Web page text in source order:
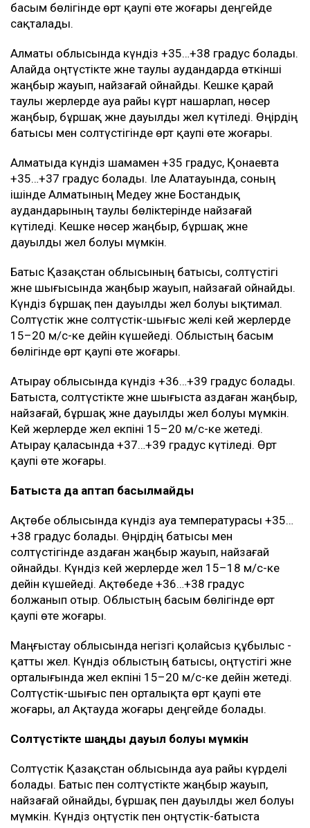
басым бөлігінде өрт қаупі өте жоғары деңгейде
сақталады.
Алматы облысында күндіз +35…+38 градус болады.
Алайда оңтүстікте және таулы аудандарда өткінші
жаңбыр жауып, найзағай ойнайды. Кешке қарай
таулы жерлерде ауа райы күрт нашарлап, нөсер
жаңбыр, бұршақ және дауылды жел күтіледі. Өңірдің
батысы мен солтүстігінде өрт қаупі өте жоғары.
Алматыда күндіз шамамен +35 градус, Қонаевта
+35…+37 градус болады. Іле Алатауында, соның
ішінде Алматының Медеу және Бостандық
аудандарының таулы бөліктерінде найзағай
күтіледі. Кешке нөсер жаңбыр, бұршақ және
дауылды жел болуы мүмкін.
Батыс Қазақстан облысының батысы, солтүстігі
және шығысында жаңбыр жауып, найзағай ойнайды.
Күндіз бұршақ пен дауылды жел болуы ықтимал.
Солтүстік және солтүстік-шығыс желі кей жерлерде
15–20 м/с-ке дейін күшейеді. Облыстың басым
бөлігінде өрт қаупі өте жоғары.
Атырау облысында күндіз +36…+39 градус болады.
Батыста, солтүстікте және шығыста аздаған жаңбыр,
найзағай, бұршақ және дауылды жел болуы мүмкін.
Кей жерлерде жел екпіні 15–20 м/с-ке жетеді.
Атырау қаласында +37…+39 градус күтіледі. Өрт
қаупі өте жоғары.
Батыста да аптап басылмайды
Ақтөбе облысында күндіз ауа температурасы +35…
+38 градус болады. Өңірдің батысы мен
солтүстігінде аздаған жаңбыр жауып, найзағай
ойнайды. Күндіз кей жерлерде жел 15–18 м/с-ке
дейін күшейеді. Ақтөбеде +36…+38 градус
болжанып отыр. Облыстың басым бөлігінде өрт
қаупі өте жоғары.
Маңғыстау облысында негізгі қолайсыз құбылыс -
қатты жел. Күндіз облыстың батысы, оңтүстігі және
орталығында жел екпіні 15–20 м/с-ке дейін жетеді.
Солтүстік-шығыс пен орталықта өрт қаупі өте
жоғары, ал Ақтауда жоғары деңгейде болады.
Солтүстікте шаңды дауыл болуы мүмкін
Солтүстік Қазақстан облысында ауа райы күрделі
болады. Батыс пен солтүстікте жаңбыр жауып,
найзағай ойнайды, бұршақ пен дауылды жел болуы
мүмкін. Күндіз оңтүстік пен оңтүстік-батыста